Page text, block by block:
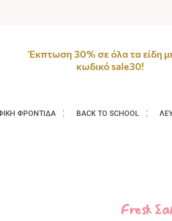
Έκπτωση 30% σε όλα τα είδη
κωδικό sale30!
ΦΡΟΝΤΊΔΑ BACK TO SCHOOL
Fresk